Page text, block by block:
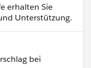
erhalten Sie
Unterstützung.
bei